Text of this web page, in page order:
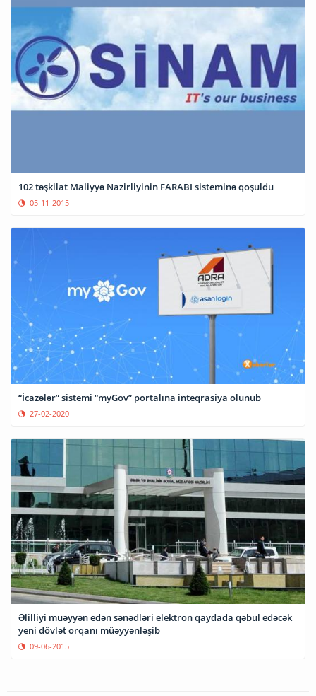
102 təşkilat Maliyyə Nazirliyinin FARABI sisteminə qoşuldu
05-11-2015
“İcazələr” sistemi “myGov” portalına inteqrasiya olunub
27-02-2020
Əlilliyi müəyyən edən sənədləri elektron qaydada qəbul edəcək
yeni dövlət orqanı müəyyənləşib
09-06-2015